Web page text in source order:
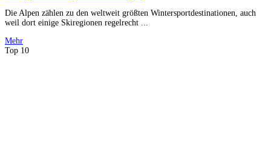
Die Alpen zählen zu den weltweit größten Wintersportdestinationen, auch
weil dort einige Skiregionen regelrecht ...
Mehr
Top 10